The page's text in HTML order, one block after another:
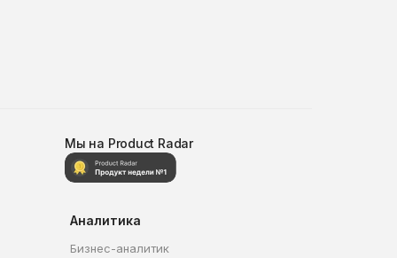
Мы на Product Radar
Аналитика
Бизнес-аналитик